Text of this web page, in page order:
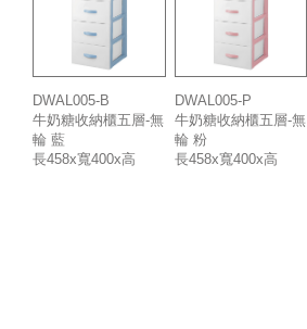
DWAL005-B
牛奶糖收納櫃五層-無
輪 藍
長458x寬400x高
DWAL005-P
牛奶糖收納櫃五層-無
輪 粉
長458x寬400x高